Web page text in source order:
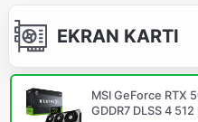
EKRAN KARTI
MSI GeForce RTX
GDDR7 DLSS 4